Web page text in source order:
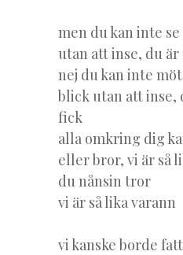
men du kan inte
utan att inse, du
nej du kan inte
blick utan att inse,
fick
alla omkring dig
eller bror, vi är så
du nånsin tror
vi är så lika varann
vi kanske borde